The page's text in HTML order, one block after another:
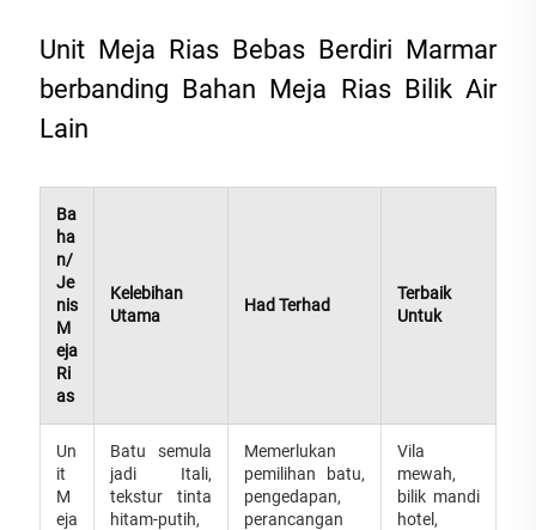
Unit Meja Rias Bebas Berdiri Marmar
berbanding Bahan Meja Rias Bilik Air
Lain
Ba
ha
n/
Je
nis
M
eja
Ri
as
Kelebihan
Utama
Had Terhad
Terbaik
Untuk
Un
it
M
eja
Batu semula
jadi Itali,
tekstur tinta
hitam-putih,
Memerlukan
pemilihan batu,
pengedapan,
perancangan
Vila
mewah,
bilik mandi
hotel,